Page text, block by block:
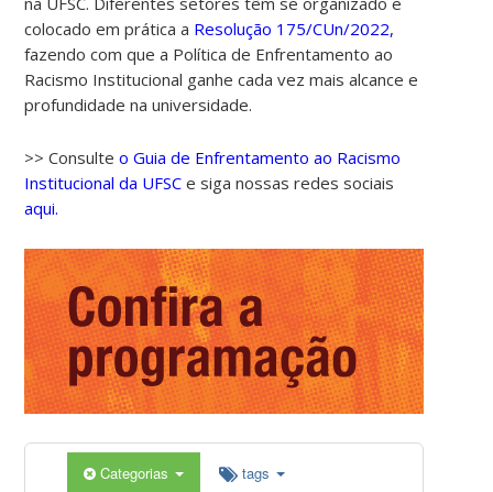
colocado em prática a Resolução 175/CUn/2022,
fazendo com que a Política de Enfrentamento ao
Racismo Institucional ganhe cada vez mais alcance e
profundidade na universidade.
>> Consulteo Guia de Enfrentamento ao Racismo
Institucional da UFSC e siga nossas redes sociais
aqui.
Categorias tags